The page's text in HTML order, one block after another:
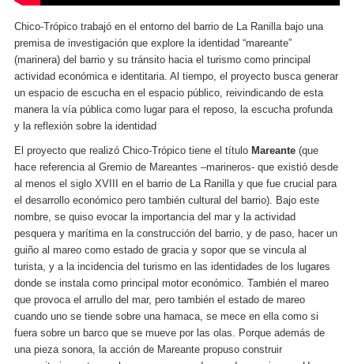
Chico-Trópico trabajó en el entorno del barrio de La Ranilla bajo una
premisa de investigación que explore la identidad “mareante”
(marinera) del barrio y su tránsito hacia el turismo como principal
actividad económica e identitaria. Al tiempo, el proyecto busca generar
un espacio de escucha en el espacio público, reivindicando de esta
manera la vía pública como lugar para el reposo, la escucha profunda
y la reflexión sobre la identidad
El proyecto que realizó Chico-Trópico tiene el título Mareante(que
hace referencia al Gremio de Mareantes –marineros- que existió desde
al menos el siglo XVIII en el barrio de La Ranilla y que fue crucial para
el desarrollo económico pero también cultural del barrio). Bajo este
nombre, se quiso evocar la importancia del mar y la actividad
pesquera y marítima en la construcción del barrio, y de paso, hacer un
guiño al mareo como estado de gracia y sopor que se vincula al
turista, y a la incidencia del turismo en las identidades de los lugares
donde se instala como principal motor económico. También el mareo
que provoca el arrullo del mar, pero también el estado de mareo
cuando uno se tiende sobre una hamaca, se mece en ella como si
fuera sobre un barco que se mueve por las olas. Porque además de
una pieza sonora, la acción de Mareante propuso construir